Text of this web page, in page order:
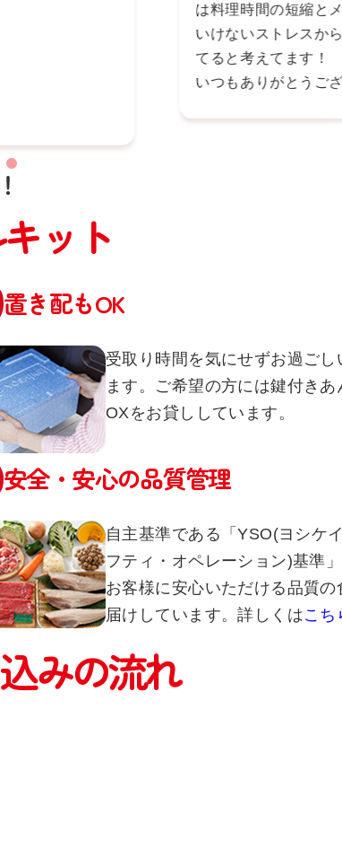
は料理時間の短縮と
いけないストレスか
てると考えてます！
いつもありがとうご
ット
置き配もOK
受取り時間を気にせずお過ごし
ます。ご希望の方には鍵付きあ
OXをお貸ししています。
安全・安心の品質管理
自主基準である「YSO(ヨシケ
フティ・オペレーション)基準」
お客様に安心いただける品質の
届けしています。詳しくはこち
みの流れ